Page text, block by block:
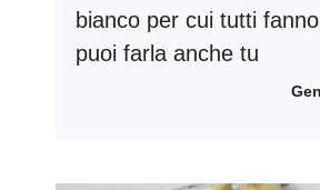
bianco per cui tutti
puoi farla anche tu